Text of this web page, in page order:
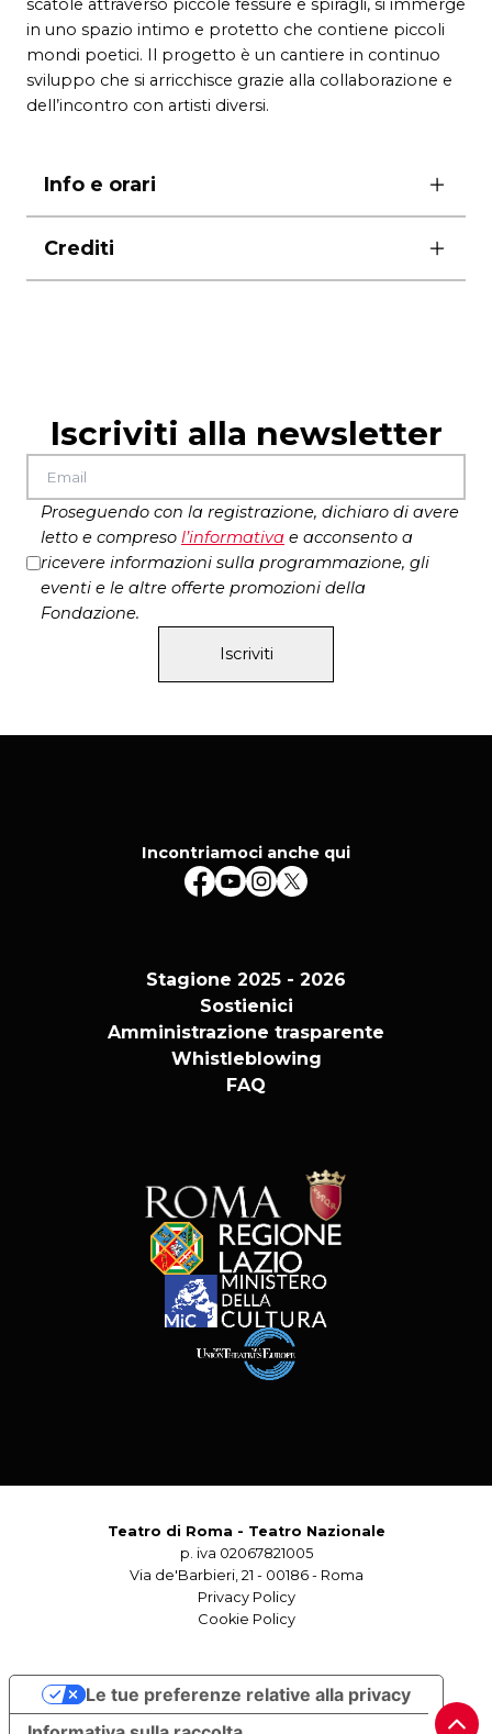
in uno spazio intimo e protetto che contiene piccoli
mondi poetici. Il progetto è un cantiere in continuo
sviluppo che si arricchisce grazie alla collaborazione e
dell’incontro con artisti diversi.
Info e orari
dalle ore 16 in poi
per 30 persone al giorno – prenotazione
obbligatoria a community@teatrodiroma.net
Crediti
Janeiro), Crossing the sea, Centro di
Residenza della Toscana (Armunia
Castiglioncello – CapoTrave/Kilowatt
Sansepolcro)
Iscriviti alla newsletter
Proseguendo con la registrazione, dichiaro di avere
letto e compreso l’informativa e acconsento a
ricevere informazioni sulla programmazione, gli
eventi e le altre offerte promozioni della
Fondazione.
Iscriviti
Incontriamoci anche qui
Stagione 2025 - 2026
Sostienici
Amministrazione trasparente
Whistleblowing
FAQ
Teatro di Roma - Teatro Nazionale
p. iva 02067821005
Via de'Barbieri, 21 - 00186 - Roma
Privacy Policy
Cookie Policy
Le tue preferenze relative alla privacy